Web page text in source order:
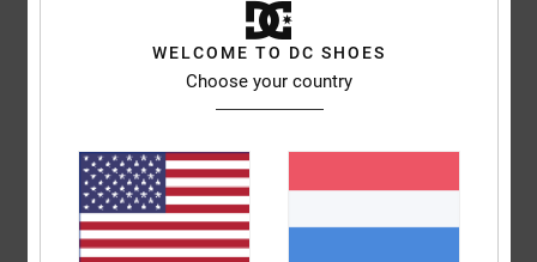
Geverifieerde aankoop
Ik raad dit product aan
5 /5
WELCOME TO DC SHOES
Choose your country